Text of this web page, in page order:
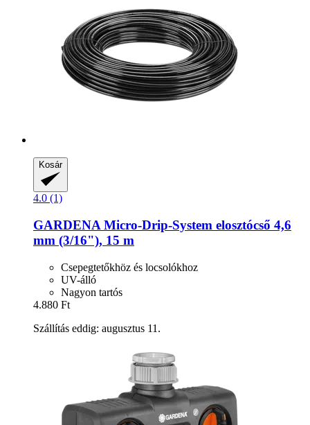
Kosár
4.0 (1)
GARDENA Micro-​Drip-​System elosztócső 4,6
mm (3/16"), 15 m
Csepegtetőkhöz és locsolókhoz
UV-álló
Nagyon tartós
4.880 Ft
Szállítás eddig: augusztus 11.